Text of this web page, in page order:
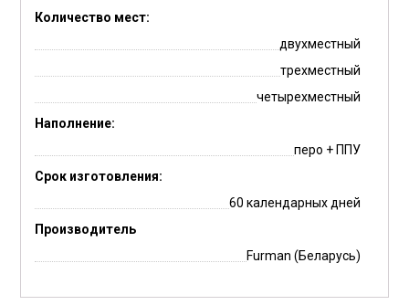
Количество мест:
двухместный
трехместный
четырехместный
Наполнение:
перо + ППУ
Срок изготовления:
60 календарных дней
Производитель
Furman (Беларусь)